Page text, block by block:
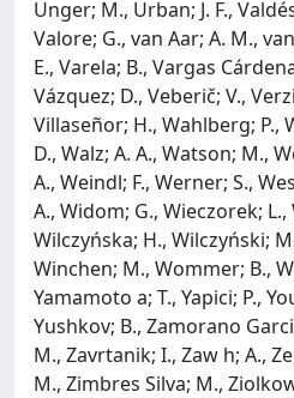
Unger; M., Urban; J. F.,
Valore; G., van Aar; A. M.,
E., Varela; B., Vargas
Vázquez; D., Veberič; V.,
Villaseñor; H., Wahlberg; P.,
D., Walz; A. A., Watson; M.,
A., Weindl; F., Werner; S.,
A., Widom; G., Wieczorek; L.,
Wilczyńska; H., Wilczyński;
Winchen; M., Wommer; B.,
Yamamoto a; T., Yapici; P.,
Yushkov; B., Zamorano
M., Zavrtanik; I., Zaw h; A.,
M., Zimbres Silva; M.,